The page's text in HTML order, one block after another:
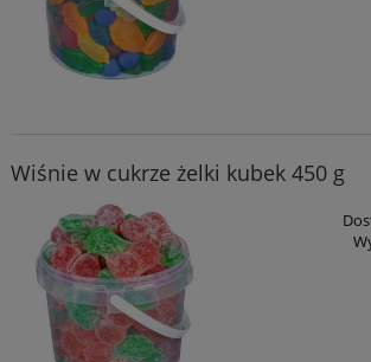
Wiśnie w cukrze żelki kubek 450 g